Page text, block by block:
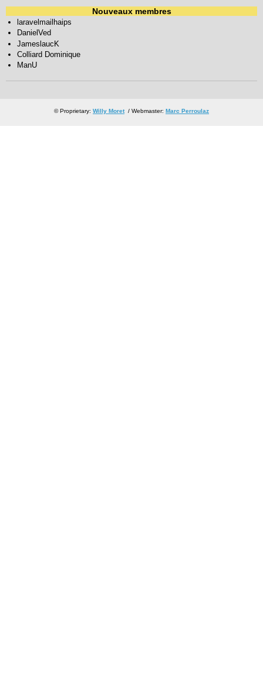
Nouveaux membres
laravelmailhaips
DanielVed
JameslaucK
Colliard Dominique
ManU
© Proprietary: Willy Moret/ Webmaster: Marc Perroulaz